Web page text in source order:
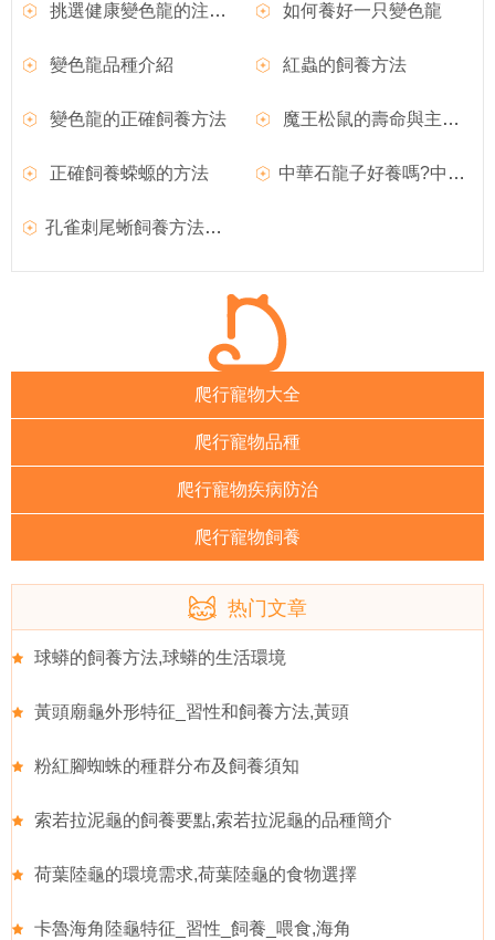
挑選健康變色龍的注意事項 如何養好一只變色龍
變色龍品種介紹 紅蟲的飼養方法
變色龍的正確飼養方法 魔王松鼠的壽命與主人的喂養方法有很大關系
正確飼養蝾螈的方法 中華石龍子好養嗎?中華石龍子圖片|價格|習性介紹
孔雀刺尾蜥飼養方法和外形特征介紹
爬行寵物大全
爬行寵物品種
爬行寵物疾病防治
爬行寵物飼養
热门文章
球蟒的飼養方法,球蟒的生活環境
黃頭廟龜外形特征_習性和飼養方法,黃頭
粉紅腳蜘蛛的種群分布及飼養須知
索若拉泥龜的飼養要點,索若拉泥龜的品種簡介
荷葉陸龜的環境需求,荷葉陸龜的食物選擇
卡魯海角陸龜特征_習性_飼養_喂食,海角